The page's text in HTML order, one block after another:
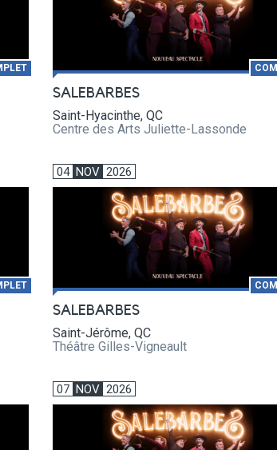
SALEBARBES
Saint-Hyacinthe, QC
Centre des Arts Juliette-Lassonde
04 NOV 2026
SALEBARBES
Saint-Jérôme, QC
Théâtre Gilles-Vigneault
07 NOV 2026